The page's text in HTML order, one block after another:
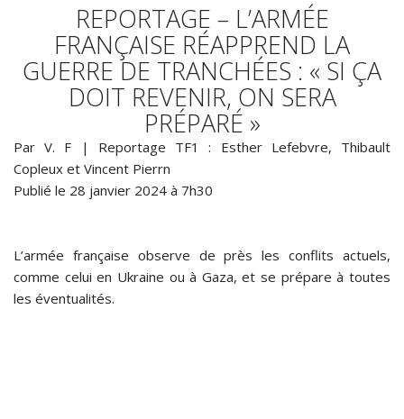
REPORTAGE – L’ARMÉE
FRANÇAISE RÉAPPREND LA
GUERRE DE TRANCHÉES : « SI ÇA
DOIT REVENIR, ON SERA
PRÉPARÉ »
Par V. F | Reportage TF1 : Esther Lefebvre, Thibault
Copleux et Vincent Pierrn
Publié le 28 janvier 2024 à 7h30
L’armée française observe de près les conflits actuels,
comme celui en Ukraine ou à Gaza, et se prépare à toutes
les éventualités.